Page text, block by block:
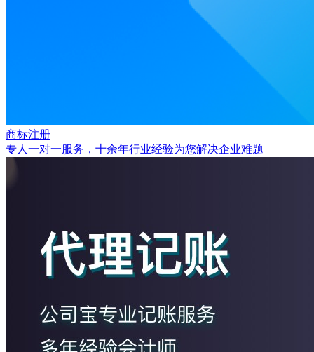
商标注册
专人一对一服务，十余年行业经验为您解决企业难题